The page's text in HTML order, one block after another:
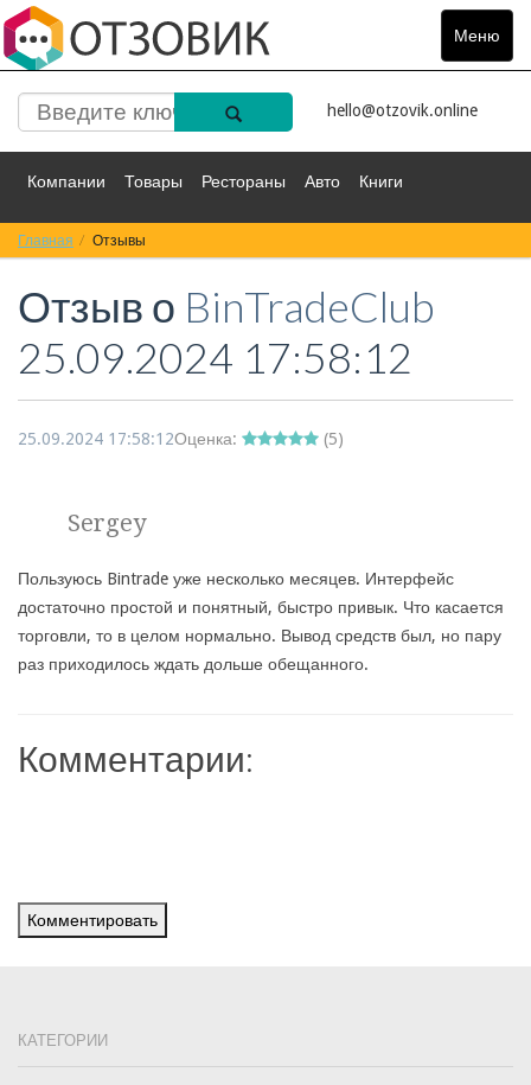
Меню
Toggle
hello@otzovik.online
Компании Товары Рестораны Авто Книги
Спорт Фильмы
Красота Здоровье Остальное
Главная Отзывы
Отзыв о BinTradeClub
25.09.2024 17:58:12
25.09.2024 17:58:12Оценка: (5)
Sergey
Пользуюсь Bintrade уже несколько месяцев. Интерфейс
достаточно простой и понятный, быстро привык. Что касается
торговли, то в целом нормально. Вывод средств был, но пару
раз приходилось ждать дольше обещанного.
Комментарии:
Комментировать
КАТЕГОРИИ